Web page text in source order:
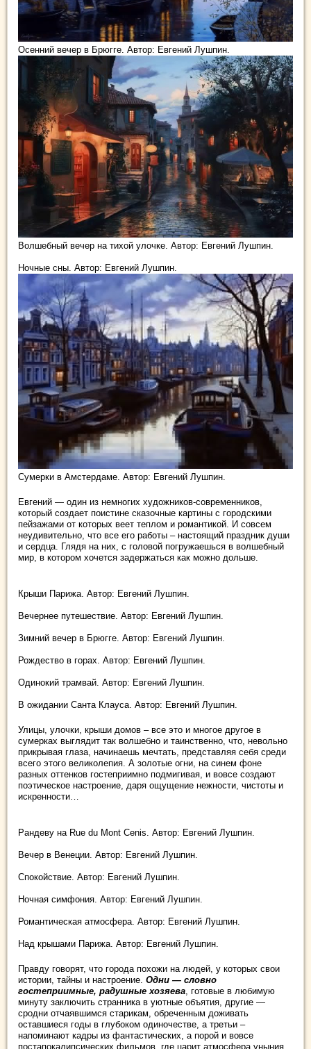
Осенний вечер в Брюгге. Автор: Евгений Лушпин.
Волшебный вечер на тихой улочке. Автор: Евгений Лушпин.
Ночные сны. Автор: Евгений Лушпин.
Сумерки в Амстердаме. Автор: Евгений Лушпин.
Евгений — один из немногих художников-современников,
который создает поистине сказочные картины с городскими
пейзажами от которых веет теплом и романтикой. И совсем
неудивительно, что все его работы – настоящий праздник души
и сердца. Глядя на них, с головой погружаешься в волшебный
мир, в котором хочется задержаться как можно дольше.
Крыши Парижа. Автор: Евгений Лушпин.
Вечернее путешествие. Автор: Евгений Лушпин.
Зимний вечер в Брюгге. Автор: Евгений Лушпин.
Рождество в горах. Автор: Евгений Лушпин.
Одинокий трамвай. Автор: Евгений Лушпин.
В ожидании Санта Клауса. Автор: Евгений Лушпин.
Улицы, улочки, крыши домов – все это и многое другое в
сумерках выглядит так волшебно и таинственно, что, невольно
прикрывая глаза, начинаешь мечтать, представляя себя среди
всего этого великолепия. А золотые огни, на синем фоне
разных оттенков гостеприимно подмигивая, и вовсе создают
поэтическое настроение, даря ощущение нежности, чистоты и
искренности…
Рандеву на Rue du Mont Cenis. Автор: Евгений Лушпин.
Вечер в Венеции. Автор: Евгений Лушпин.
Спокойствие. Автор: Евгений Лушпин.
Ночная симфония. Автор: Евгений Лушпин.
Романтическая атмосфера. Автор: Евгений Лушпин.
Над крышами Парижа. Автор: Евгений Лушпин.
Правду говорят, что города похожи на людей, у которых свои
истории, тайны и настроение. Одни — словно
гостеприимные, радушные хозяева, готовые в любимую
минуту заключить странника в уютные объятия, другие —
сродни отчаявшимся старикам, обреченным доживать
оставшиеся годы в глубоком одиночестве, а третьи –
напоминают кадры из фантастических, а порой и вовсе
постапокалипсических фильмов, где царит атмосфера уныния…